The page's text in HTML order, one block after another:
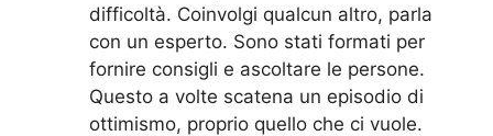
difficoltà. Coinvolgi qualcun altro, parla
con un esperto. Sono stati formati per
fornire consigli e ascoltare le persone.
Questo a volte scatena un episodio di
ottimismo, proprio quello che ci vuole.